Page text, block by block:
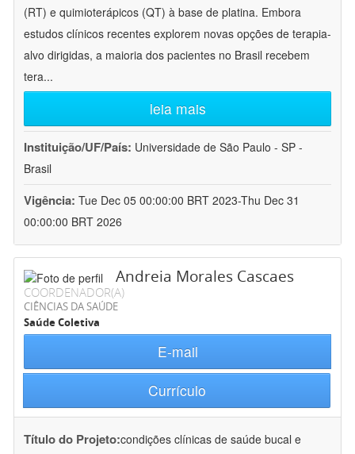
(RT) e quimioterápicos (QT) à base de platina. Embora
estudos clínicos recentes explorem novas opções de terapia-
alvo dirigidas, a maioria dos pacientes no Brasil recebem
tera...
leia mais
Instituição/UF/País: Universidade de São Paulo - SP -
Brasil
Vigência: Tue Dec 05 00:00:00 BRT 2023-Thu Dec 31
00:00:00 BRT 2026
Andreia Morales Cascaes
COORDENADOR(A)
CIÊNCIAS DA SAÚDE
Saúde Coletiva
E-mail
Currículo
Título do Projeto:condições clínicas de saúde bucal e